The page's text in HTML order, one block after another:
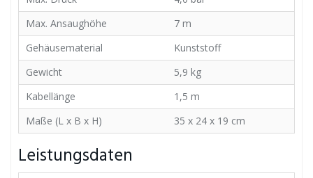
Max. Ansaughöhe
7 m
Gehäusematerial
Kunststoff
Gewicht
5,9 kg
Kabellänge
1,5 m
Maße (L x B x H)
35 x 24 x 19 cm
Leistungsdaten